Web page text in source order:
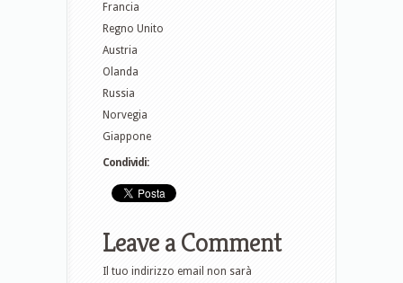
Francia
Regno Unito
Austria
Olanda
Russia
Norvegia
Giappone
Condividi:
Leave a Comment
Il tuo indirizzo email non sarà